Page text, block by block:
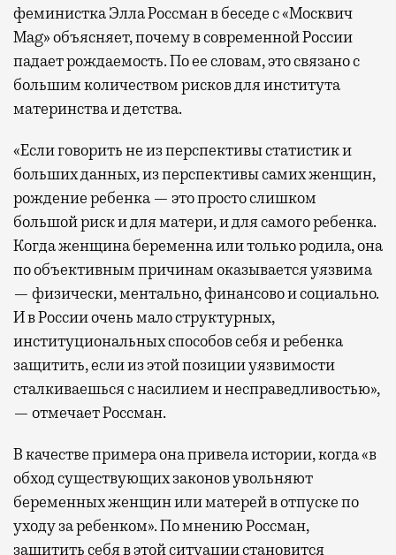
феминистка Элла Россман в беседе с «Москвич
Mag» объясняет, почему в современной России
падает рождаемость. По ее словам, это связано с
большим количеством рисков для института
материнства и детства.
«Если говорить не из перспективы статистик и
больших данных, из перспективы самих женщин,
рождение ребенка — это просто слишком
большой риск и для матери, и для самого ребенка.
Когда женщина беременна или только родила, она
по объективным причинам оказывается уязвима
— физически, ментально, финансово и социально.
И в России очень мало структурных,
институциональных способов себя и ребенка
защитить, если из этой позиции уязвимости
сталкиваешься с насилием и несправедливостью»,
— отмечает Россман.
В качестве примера она привела истории, когда «в
обход существующих законов увольняют
беременных женщин или матерей в отпуске по
уходу за ребенком». По мнению Россман,
защитить себя в этой ситуации становится